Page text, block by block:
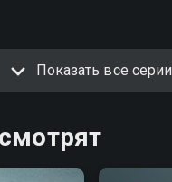
Показать все серии